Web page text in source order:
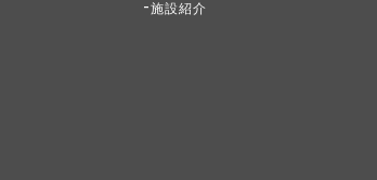
施設紹介